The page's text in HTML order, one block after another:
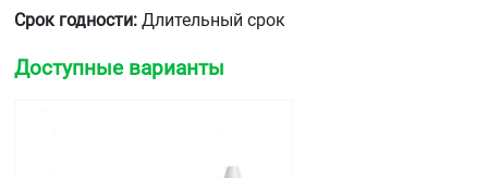
Срок годности: Длительный срок
Доступные варианты